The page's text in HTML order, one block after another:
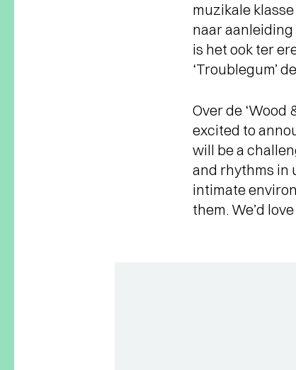
muzikale
naar aanleiding
is het ook ter
‘Troublegum’
Over de
excited to
will be a
and rhythms in
intimate
them. We’d